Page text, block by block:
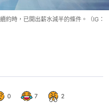
約時，已開出薪水減半的條件。（IG：
0 7 2